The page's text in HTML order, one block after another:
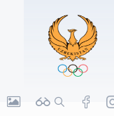
OLYMPCHIK
Онлайн ·